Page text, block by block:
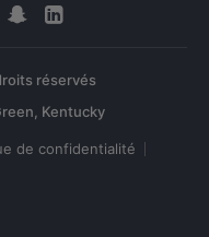
réservés
de confidentialité